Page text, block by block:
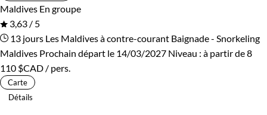
Maldives En groupe
3,63 / 5
13 jours Les Maldives à contre-courant Baignade - Snorkeling
Maldives Prochain départ le 14/03/2027 Niveau : à partir de8
110 $CAD / pers.
Carte
Détails